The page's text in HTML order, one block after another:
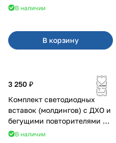
В наличии
В корзину
3 250 ₽
Комплект светодиодных
вставок (молдингов) с ДХО и
бегущими повторителями на
Веста
В наличии